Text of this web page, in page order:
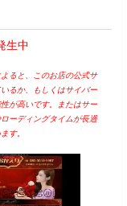
生中
ると、このお店の公式サ
るか、もしくはサイバー
が高いです。またはサー
ーディングタイムが長過
す。